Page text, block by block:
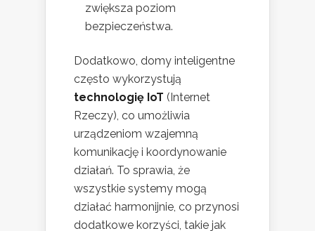
zwiększa poziom
bezpieczeństwa.
Dodatkowo, domy inteligentne
często wykorzystują
technologię IoT (Internet
Rzeczy), co umożliwia
urządzeniom wzajemną
komunikację i koordynowanie
działań. To sprawia, że
wszystkie systemy mogą
działać harmonijnie, co przynosi
dodatkowe korzyści, takie jak